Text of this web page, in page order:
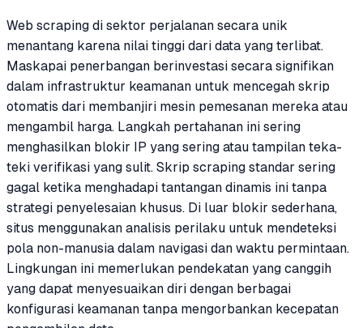
Web scraping di sektor perjalanan secara unik
menantang karena nilai tinggi dari data yang terlibat.
Maskapai penerbangan berinvestasi secara signifikan
dalam infrastruktur keamanan untuk mencegah skrip
otomatis dari membanjiri mesin pemesanan mereka atau
mengambil harga. Langkah pertahanan ini sering
menghasilkan blokir IP yang sering atau tampilan teka-
teki verifikasi yang sulit. Skrip scraping standar sering
gagal ketika menghadapi tantangan dinamis ini tanpa
strategi penyelesaian khusus. Di luar blokir sederhana,
situs menggunakan analisis perilaku untuk mendeteksi
pola non-manusia dalam navigasi dan waktu permintaan.
Lingkungan ini memerlukan pendekatan yang canggih
yang dapat menyesuaikan diri dengan berbagai
konfigurasi keamanan tanpa mengorbankan kecepatan